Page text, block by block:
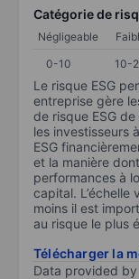
Catégorie de
Négligeable
0-10 10-
Le risque ESG
entreprise gère
de risque ESG
les investisseurs
ESG
et la manière
performances à
capital. L’échelle
moins il est
au risque le plus
Télécharger la
Data provided by